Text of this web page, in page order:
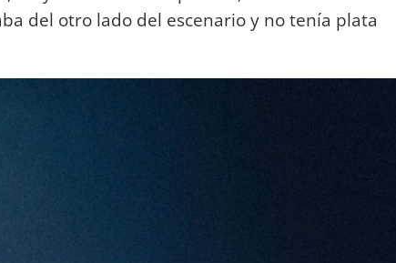
del otro lado del escenario y no tenía plata